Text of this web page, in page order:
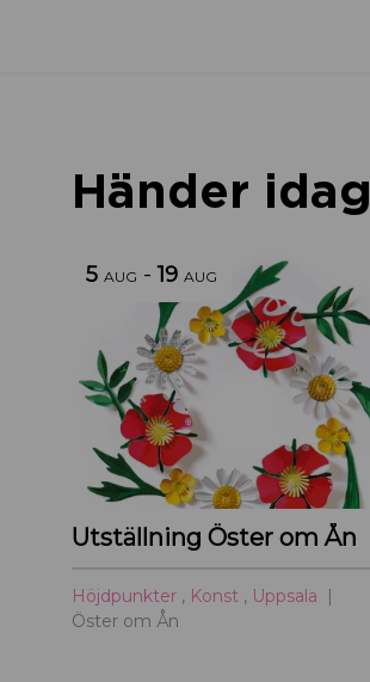
Händer idag
5 AUG -19 AUG
Utställning Öster om Ån
Höjdpunkter , Konst , Uppsala
Öster om Ån